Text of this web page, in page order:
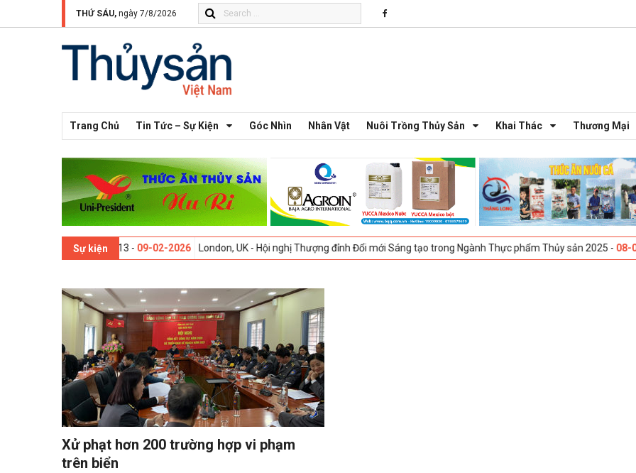
THỨ SÁU, ngày 7/8/2026
Trang Chủ Tin Tức – Sự Kiện Góc Nhìn Nhân Vật Nuôi Trồng Thủy Sản Khai Thác Thương Mại
Sự kiện
Thế giới lần thứ 13 -09-02-2026 London, UK - Hội nghị Thượng đỉnh Đổi mới Sáng tạo trong Ngành Thực phẩm Thủy sản 2025 -08-04-2025
Xử phạt hơn 200 trường hợp vi phạm
trên biển